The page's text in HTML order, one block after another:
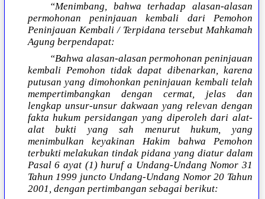
“Menimbang, bahwa terhadap alasan-alasan
permohonan peninjauan kembali dari Pemohon
Peninjauan Kembali / Terpidana tersebut Mahkamah
Agung berpendapat:
“Bahwa alasan-alasan permohonan peninjauan
kembali Pemohon tidak dapat dibenarkan, karena
putusan yang dimohonkan peninjauan kembali telah
mempertimbangkan dengan cermat, jelas dan
lengkap unsur-unsur dakwaan yang relevan dengan
fakta hukum persidangan yang diperoleh dari alat-
alat bukti yang sah menurut hukum, yang
menimbulkan keyakinan Hakim bahwa Pemohon
terbukti melakukan tindak pidana yang diatur dalam
Pasal 6 ayat (1) huruf a Undang-Undang Nomor 31
Tahun 1999 juncto Undang-Undang Nomor 20 Tahun
2001, dengan pertimbangan sebagai berikut: